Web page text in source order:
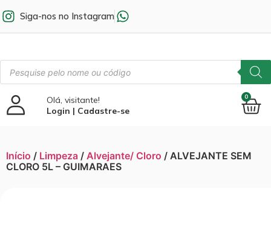
Siga-nos no Instagram
Olá, visitante!
Login | Cadastre-se
0
Início / Limpeza / Alvejante/ Cloro / ALVEJANTE SEM
CLORO 5L – GUIMARAES